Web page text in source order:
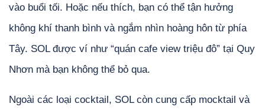
vào buổi tối. Hoặc nếu thích, bạn có thể tận hưởng
không khí thanh bình và ngắm nhìn hoàng hôn từ phía
Tây. SOL được ví như “quán cafe view triệu đô” tại Quy
Nhơn mà bạn không thể bỏ qua.
Ngoài các loại cocktail, SOL còn cung cấp mocktail và